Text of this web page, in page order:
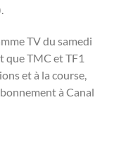
TV du samedi
que TMC et TF1
et à la course,
à Canal